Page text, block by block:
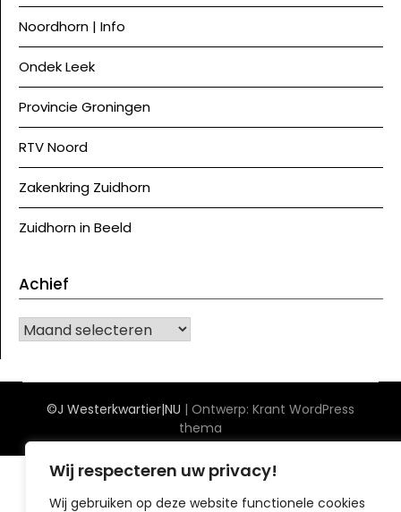
Wij respecteren uw privacy!
Wij gebruiken op deze website functionele cookies
Noordhorn | Info
Ondek Leek
Provincie Groningen
RTV Noord
Zakenkring Zuidhorn
Zuidhorn in Beeld
Achief
Achief
©J Westerkwartier|NU | Ontwerp: Krant WordPress
thema